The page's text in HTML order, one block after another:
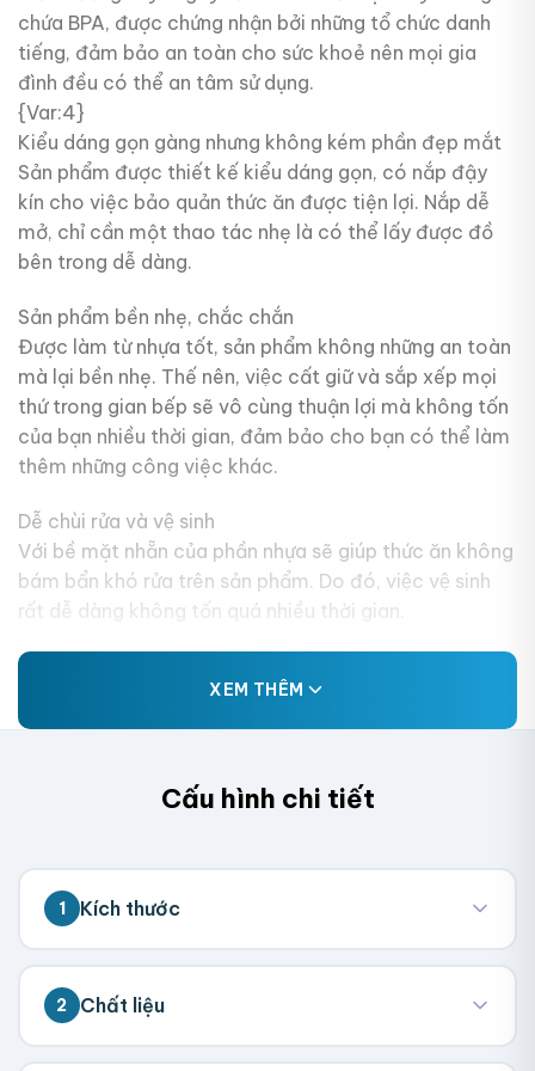
chứa BPA, được chứng nhận bởi những tổ chức danh
tiếng, đảm bảo an toàn cho sức khoẻ nên mọi gia
đình đều có thể an tâm sử dụng.
{Var:4}
Kiểu dáng gọn gàng nhưng không kém phần đẹp mắt
Sản phẩm được thiết kế kiểu dáng gọn, có nắp đậy
kín cho việc bảo quản thức ăn được tiện lợi. Nắp dễ
mở, chỉ cần một thao tác nhẹ là có thể lấy được đồ
bên trong dễ dàng.
Sản phẩm bền nhẹ, chắc chắn
Được làm từ nhựa tốt, sản phẩm không những an toàn
mà lại bền nhẹ. Thế nên, việc cất giữ và sắp xếp mọi
thứ trong gian bếp sẽ vô cùng thuận lợi mà không tốn
của bạn nhiều thời gian, đảm bảo cho bạn có thể làm
thêm những công việc khác.
Dễ chùi rửa và vệ sinh
Với bề mặt nhẵn của phần nhựa sẽ giúp thức ăn không
bám bẩn khó rửa trên sản phẩm. Do đó, việc vệ sinh
rất dễ dàng không tốn quá nhiều thời gian.
XEM THÊM
Cấu hình chi tiết
1 Kích thước
💡 Đo kích thước bên trong hộp (nơi chứa
sản phẩm). Chúng tôi sẽ tính toán kích
thước tổng thể.
2 Chất liệu